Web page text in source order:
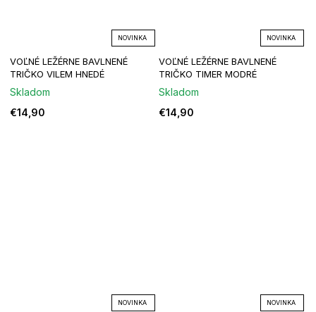
NOVINKA
VOĽNÉ LEŽÉRNE BAVLNENÉ
TRIČKO VILEM HNEDÉ
Skladom
€14,90
NOVINKA
VOĽNÉ LEŽÉRNE BAVLNENÉ
TRIČKO TIMER MODRÉ
Skladom
€14,90
NOVINKA NOVINKA